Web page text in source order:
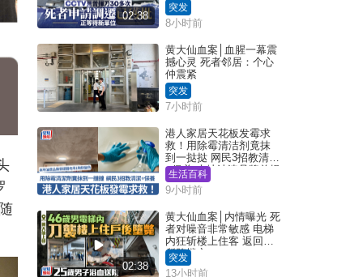
02:38
击伤者
突发
8小时前
黄大仙血案│血腥一幕震
撼心灵 死者邻居：个心
仲震紧
突发
7小时前
港人家居天花板发霉求
救！用除霉清洁剂竟抹
到一挞挞 网民3招教清洁
+保养 本地油漆品牌曾提
醒勿用1物防变色
生活百科
9小时前
02:38
黄大仙血案│内情曝光 死
者对噪音非常敏感 电梯
内狂斩楼上住客 返回住
所堕楼亡
突发
13小时前